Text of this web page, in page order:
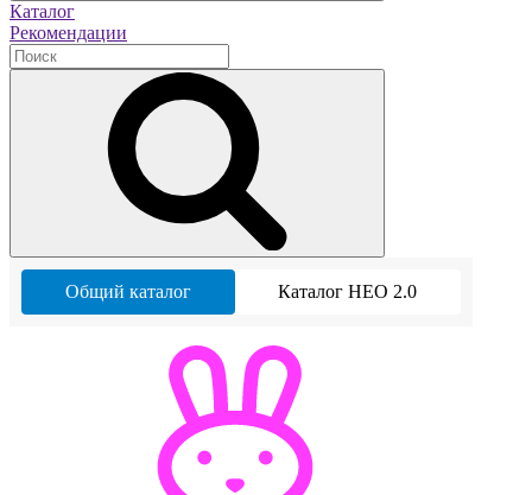
Каталог
Рекомендации
Общий каталог Каталог НЕО 2.0